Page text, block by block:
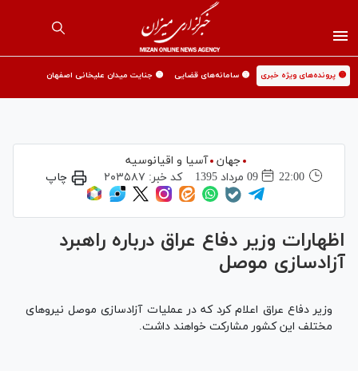
🟡 پرونده‌های ویژه خبری 🟡 سامانه‌های قضایی 🟡 جنایت میدان علیخانی اصفهان
جهان
آسیا و اقیانوسیه
22:00
09 مرداد 1395 کد خبر: ۲۰۳۵۸۷ چاپ
اظهارات وزیر دفاع عراق درباره راهبرد
آزادسازی موصل
وزیر دفاع عراق اعلام کرد که در عملیات آزادسازی موصل نیروهای
مختلف این کشور مشارکت خواهند داشت.